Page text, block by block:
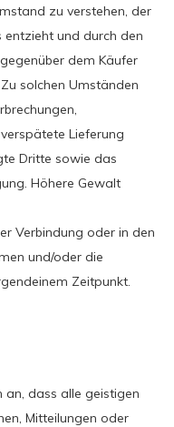
zu verstehen, der
entzieht und durch den
dem Käufer
solchen Umständen
Lieferung
Dritte sowie das
Höhere Gewalt
Verbindung oder in den
und/oder die
Zeitpunkt.
an, dass alle geistigen
Mitteilungen oder